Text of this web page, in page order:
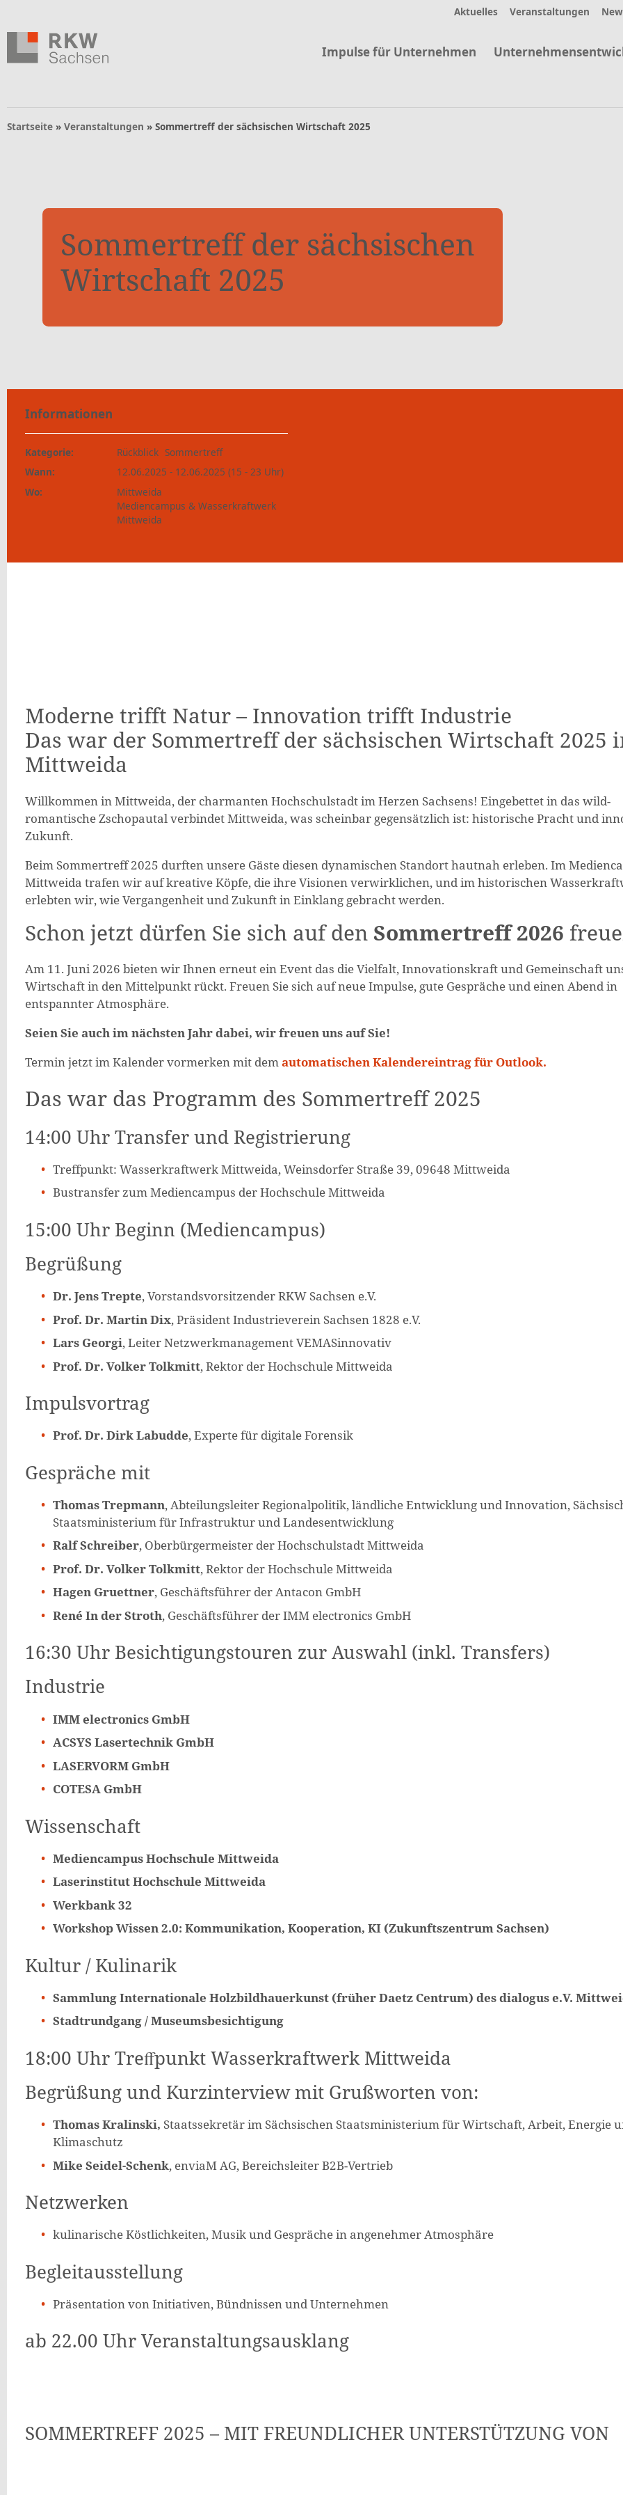
Impulse für Unternehmen
Aktuelles Veranstaltungen
Startseite » Veranstaltungen » Sommertreff der sächsischen Wirtschaft 2025
Sommertreff der sächsischen
Wirtschaft 2025
Informationen
Kategorie: Rückblick Sommertreff
Wann:
12.06.2025 - 12.06.2025 (15 - 23 Uhr)
Wo:
Mittweida
Mediencampus & Wasserkraftwerk
Mittweida
Moderne trifft Natur – Innovation trifft Industrie
Das war der Sommertreff der sächsischen Wirtschaft 2025
Mittweida
Willkommen in Mittweida, der charmanten Hochschulstadt im Herzen Sachsens! Eingebettet in das wild-
romantische Zschopautal verbindet Mittweida, was scheinbar gegensätzlich ist: historische Pracht und
Zukunft.
Beim Sommertreff 2025 durften unsere Gäste diesen dynamischen Standort hautnah erleben. Im
Mittweida trafen wir auf kreative Köpfe, die ihre Visionen verwirklichen, und im historischen
erlebten wir, wie Vergangenheit und Zukunft in Einklang gebracht werden.
Schon jetzt dürfen Sie sich auf den Sommertreff 2026
Am 11. Juni 2026 bieten wir Ihnen erneut ein Event das die Vielfalt, Innovationskraft und Gemeinschaft
Wirtschaft in den Mittelpunkt rückt. Freuen Sie sich auf neue Impulse, gute Gespräche und einen Abend in
entspannter Atmosphäre.
Seien Sie auch im nächsten Jahr dabei, wir freuen uns auf Sie!
Termin jetzt im Kalender vormerken mit demautomatischen Kalendereintrag für Outlook.
Das war das Programm des Sommertreff 2025
14:00 Uhr Transfer und Registrierung
Treffpunkt: Wasserkraftwerk Mittweida, Weinsdorfer Straße 39, 09648 Mittweida
Bustransfer zum Mediencampus der Hochschule Mittweida
15:00 Uhr Beginn (Mediencampus)
Begrüßung
Dr. Jens Trepte, Vorstandsvorsitzender RKW Sachsen e.V.
Prof. Dr. Martin Dix, Präsident Industrieverein Sachsen 1828 e.V.
Lars Georgi, Leiter Netzwerkmanagement VEMASinnovativ
Prof. Dr. Volker Tolkmitt, Rektor der Hochschule Mittweida
Impulsvortrag
Prof. Dr. Dirk Labudde, Experte für digitale Forensik
Gespräche mit
Thomas Trepmann, Abteilungsleiter Regionalpolitik, ländliche Entwicklung und Innovation,
Staatsministerium für Infrastruktur und Landesentwicklung
Ralf Schreiber, Oberbürgermeister der Hochschulstadt Mittweida
Prof. Dr. Volker Tolkmitt, Rektor der Hochschule Mittweida
Hagen Gruettner, Geschäftsführer der Antacon GmbH
René In der Stroth, Geschäftsführer der IMM electronics GmbH
16:30 Uhr Besichtigungstouren zur Auswahl (inkl. Transfers)
Industrie
IMM electronics GmbH
ACSYS Lasertechnik GmbH
LASERVORM GmbH
COTESA GmbH
Wissenschaft
Mediencampus Hochschule Mittweida
Laserinstitut Hochschule Mittweida
Werkbank 32
Workshop Wissen 2.0: Kommunikation, Kooperation, KI (Zukunftszentrum Sachsen)
Kultur / Kulinarik
Sammlung Internationale Holzbildhauerkunst (früher Daetz Centrum) des dialogus e.V.
Stadtrundgang / Museumsbesichtigung
18:00 Uhr Treﬀpunkt Wasserkraftwerk Mittweida
Begrüßung und Kurzinterview mit Grußworten von:
Thomas Kralinski, Staatssekretär im Sächsischen Staatsministerium für Wirtschaft, Arbeit, Energie
Klimaschutz
Mike Seidel-Schenk, enviaM AG, Bereichsleiter B2B-Vertrieb
Netzwerken
kulinarische Köstlichkeiten, Musik und Gespräche in angenehmer Atmosphäre
Begleitausstellung
Präsentation von Initiativen, Bündnissen und Unternehmen
ab 22.00 Uhr Veranstaltungsausklang
SOMMERTREFF 2025 – MIT FREUNDLICHER UNTERSTÜTZUNG VON